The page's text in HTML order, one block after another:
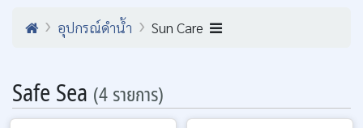
อุปกรณ์ดำน้ำ Sun Care
Safe Sea (4 รายการ)